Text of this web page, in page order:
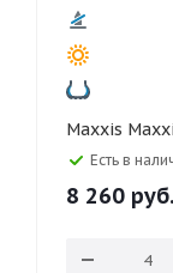
Есть в
8 260 руб.